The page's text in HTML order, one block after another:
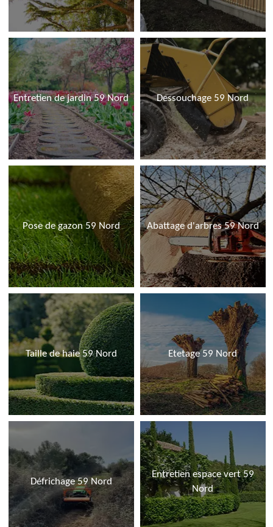
Entretien de jardin 59 Nord Dessouchage 59 Nord
Pose de gazon 59 Nord Abattage d'arbres 59 Nord
Taille de haie 59 Nord Etetage 59 Nord
Défrichage 59 Nord
Entretien espace vert 59
Nord